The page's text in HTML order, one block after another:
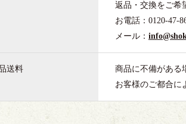
返品・交換をご希
お電話：0120-47-
メール：
送料
商品に不備がある
お客様のご都合に